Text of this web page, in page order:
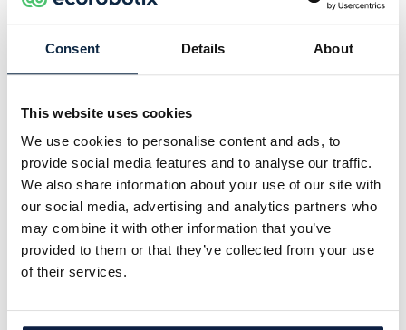
Consent Details About
This website uses cookies
We use cookies to personalise content and ads, to
provide social media features and to analyse our traffic.
We also share information about your use of our site with
our social media, advertising and analytics partners who
may combine it with other information that you’ve
provided to them or that they’ve collected from your use
of their services.
Erste Schritte in Amerika
Die Expansion von Ecorobotix in den US-Markt
wurde durch die Gründung der US-
Tochtergesellschaft Ecorobotix Inc. und der
Growers Association (WGA) in Kalifornien
eingeleitet. ARA wurde auf den Farm Tech Days
2023 in Wisconsin in Zusammenarbeit mit Edney
Distributing zum ersten Mal offiziell in den USA
ausgestellt und wird auch auf der Farm Progress
Show in Illinois zu sehen sein. Ecorobotix Inc.
in Salinas, Kalifornien, im September dieses